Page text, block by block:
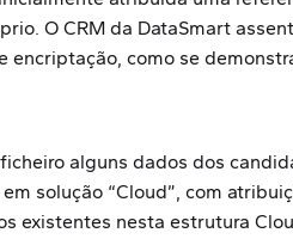
O CRM da DataSmart
encriptação, como se
alguns dados dos
solução “Cloud”, com
existentes nesta estrutura